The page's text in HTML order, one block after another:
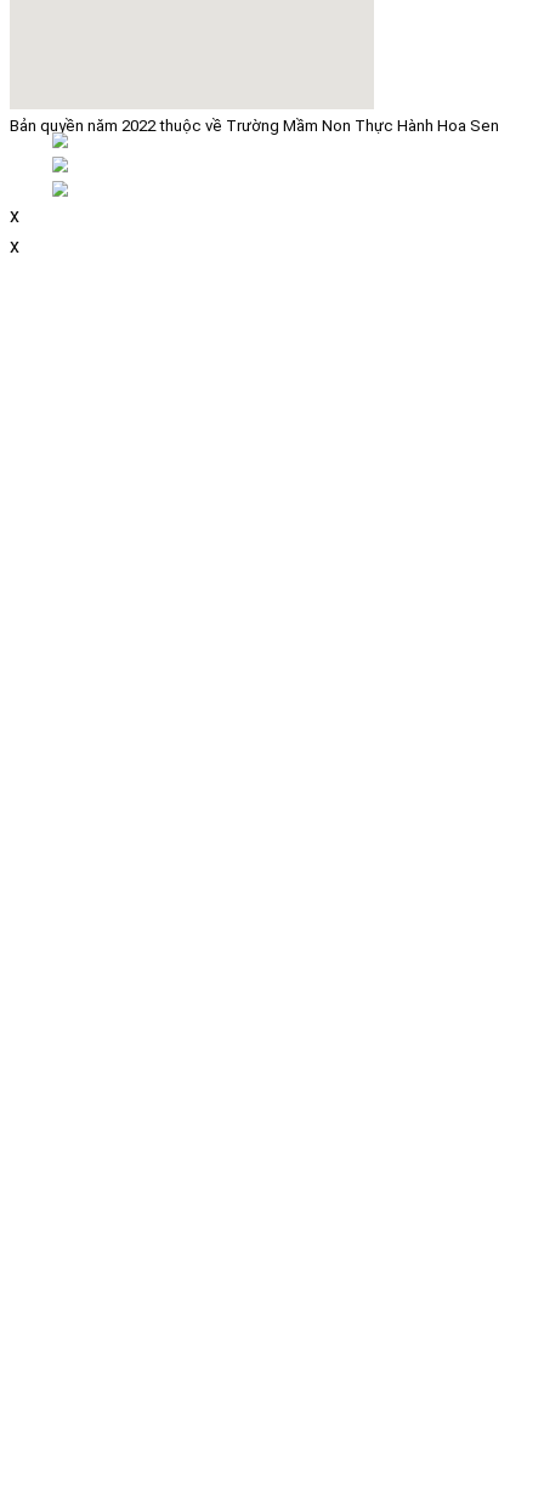
Bản quyền năm 2022 thuộc về Trường Mầm Non Thực Hành Hoa Sen
x
x